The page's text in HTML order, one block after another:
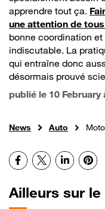
apprendre tout ça.
une attention de
bonne coordination
indiscutable. La
qui entraîne donc
désormais prouvé
publié le 10 February
News Auto Moto
Facebook
X LinkedIn
Ailleurs sur le